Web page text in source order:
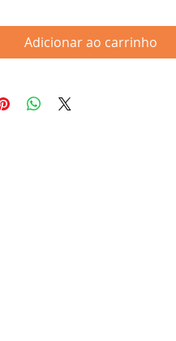
Adicionar ao carrinho